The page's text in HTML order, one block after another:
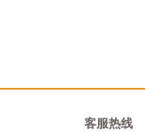
客服热线